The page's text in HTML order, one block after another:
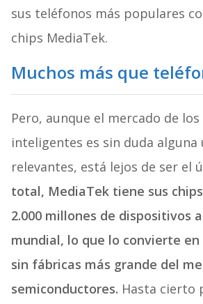
sus teléfonos más populares
chips MediaTek.
Muchos más que
Pero, aunque el mercado de
inteligentes es sin duda alguna
relevantes, está lejos de ser el
total, MediaTek tiene sus
2.000 millones de dispositivos
mundial, lo que lo convierte en
sin fábricas más grande del
semiconductores. Hasta cierto